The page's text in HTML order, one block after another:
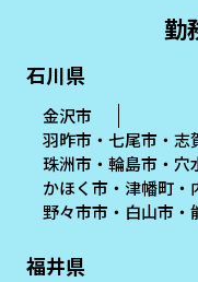
勤
石川県
金沢市
羽昨市・七尾市・志
珠洲市・輪島市・穴
かほく市・津幡町・
野々市市・白山市・
福井県